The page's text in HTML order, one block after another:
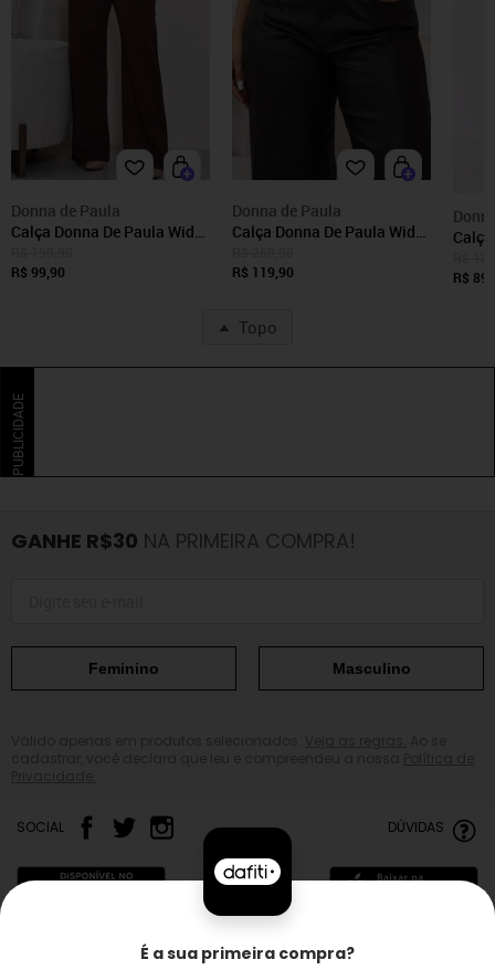
Donna de Paula
Calça Donna De Paula Wide
Casual Feminina
R$ 99,90
Donna de Paula
Calça Donna De Paula Wide
Feminina Resinada Cintura
R$ 119,90
R$
Topo
PUBLICIDADE
GANHE R$30 NA PRIMEIRA COMPRA!
Feminino Masculino
SOCIAL DÚVIDAS
É a sua primeira compra?